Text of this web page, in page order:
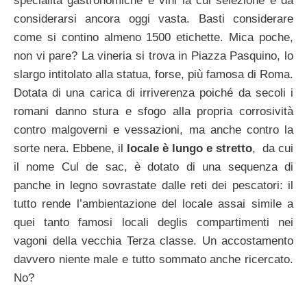
considerarsi ancora oggi vasta. Basti considerare
come si contino almeno 1500 etichette. Mica poche,
non vi pare? La vineria si trova in Piazza Pasquino, lo
slargo intitolato alla statua, forse, più famosa di Roma.
Dotata di una carica di irriverenza poiché da secoli i
romani danno stura e sfogo alla propria corrosività
contro malgoverni e vessazioni, ma anche contro la
sorte nera. Ebbene, il locale è lungo e stretto, da cui
il nome Cul de sac, è dotato di una sequenza di
panche in legno sovrastate dalle reti dei pescatori: il
tutto rende l’ambientazione del locale assai simile a
quei tanto famosi locali deglis compartimenti nei
vagoni della vecchia Terza classe. Un accostamento
davvero niente male e tutto sommato anche ricercato.
No?